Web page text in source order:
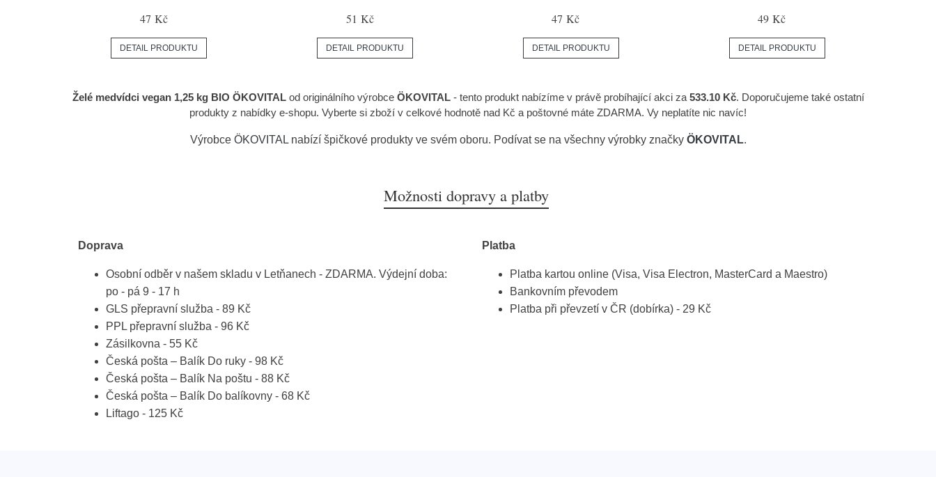
47 Kč
DETAIL PRODUKTU
51 Kč
DETAIL PRODUKTU
47 Kč
DETAIL PRODUKTU
49 Kč
DETAIL PRODUKTU
Želé medvídci vegan 1,25 kg BIO ÖKOVITALod originálního výrobce ÖKOVITAL- tento produkt nabízíme v právě probíhající akci za 533.10 Kč. Doporučujeme také ostatní
produkty z nabídky e-shopu. Vyberte si zboží v celkové hodnotě nad Kč a poštovné máte ZDARMA. Vy neplatíte nic navíc!
Výrobce ÖKOVITALnabízí špičkové produkty ve svém oboru. Podívat se na všechny výrobky značky ÖKOVITAL.
Možnosti dopravy a platby
Doprava
Osobní odběr v našem skladu v Letňanech - ZDARMA. Výdejní doba:
po - pá 9 - 17 h
GLS přepravní služba - 89 Kč
PPL přepravní služba - 96 Kč
Zásilkovna - 55 Kč
Česká pošta – Balík Do ruky - 98 Kč
Česká pošta – Balík Na poštu - 88 Kč
Česká pošta – Balík Do balíkovny - 68 Kč
Liftago - 125 Kč
Platba
Platba kartou online (Visa, Visa Electron, MasterCard a Maestro)
Bankovním převodem
Platba při převzetí v ČR (dobírka) - 29 Kč